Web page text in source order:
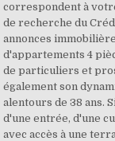
correspondent à
de recherche du
annonces
d'appartements 4
de particuliers et
également son
alentours de 38 ans.
d'une entrée, d'une
avec accès à une